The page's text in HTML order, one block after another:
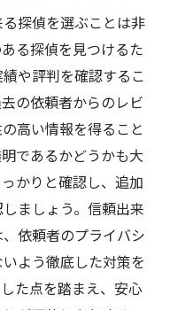
探偵を選ぶことは非
る探偵を見つけるた
や評判を確認するこ
の依頼者からのレビ
高い情報を得ること
であるかどうかも大
かりと確認し、追加
ましょう。信頼出来
依頼者のプライバシ
よう徹底した対策を
た点を踏まえ、安心